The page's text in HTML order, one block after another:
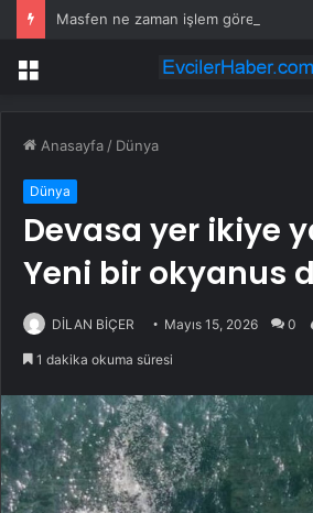
Menü
Anasayfa / Dünya
Dünya
Devasa yer ikiye
Yeni bir okyanus
DİLAN BİÇER Mayıs 15, 2026 0
1 dakika okuma süresi